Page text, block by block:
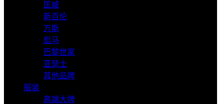
匡威
新百伦
万斯
彪马
巴黎世家
亚瑟士
其他品牌
服装
高端大牌